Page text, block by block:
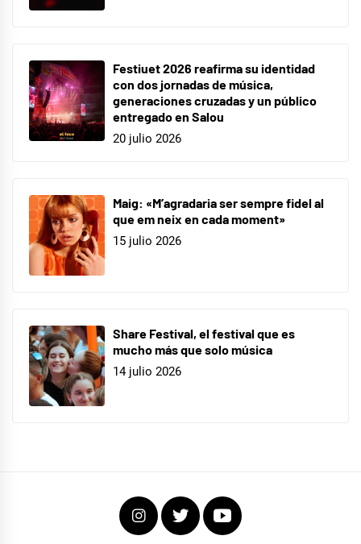
Festiuet 2026 reafirma su identidad
con dos jornadas de música,
generaciones cruzadas y un público
entregado en Salou
20 julio 2026
Maig: «M’agradaria ser sempre fidel al
que em neix en cada moment»
15 julio 2026
Share Festival, el festival que es
mucho más que solo música
14 julio 2026
InstagramTwitterYoutube